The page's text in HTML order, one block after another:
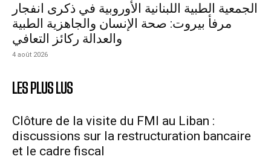
الجمعية الطبية اللبنانية الأوروبية في ذكرى انفجار
مرفأ بيروت: صحة الإنسان والجاهزية الطبية
والعدالة ركائز التعافي
4 août 2026
LES PLUS LUS
Clôture de la visite du FMI au Liban :
discussions sur la restructuration bancaire
et le cadre fiscal